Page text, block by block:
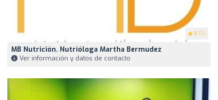
5 (5)
MB Nutrición. Nutrióloga Martha Bermudez
Ver información y datos de contacto